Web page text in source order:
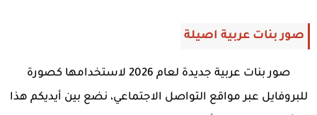
صور بنات عربية اصيلة
صور بنات عربية جديدة لعام 2026 لاستخدامها كصورة
للبروفايل عبر مواقع التواصل الاجتماعي، نضع بين أيديكم هذا